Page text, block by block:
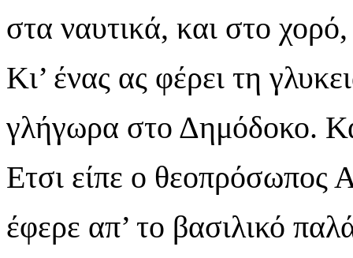
στα ναυτικά, και στο
Κι’ ένας ας φέρει τη
γλήγωρα στο Δημόδοκο.
Ετσι είπε ο θεοπρόσωπος
έφερε απ’ το βασιλικό